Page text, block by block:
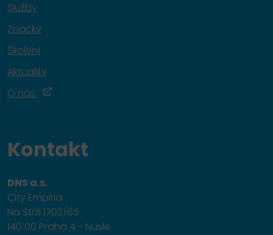
Služby
Značky
Školení
Aktuality
O nás
Kontakt
DNS a.s.
City Empiria
Na Strži 1702/65
140 00 Praha 4 - Nusle